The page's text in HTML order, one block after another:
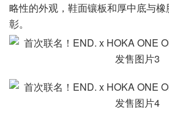
略性的外观，鞋面镶板和厚中底与
彰。